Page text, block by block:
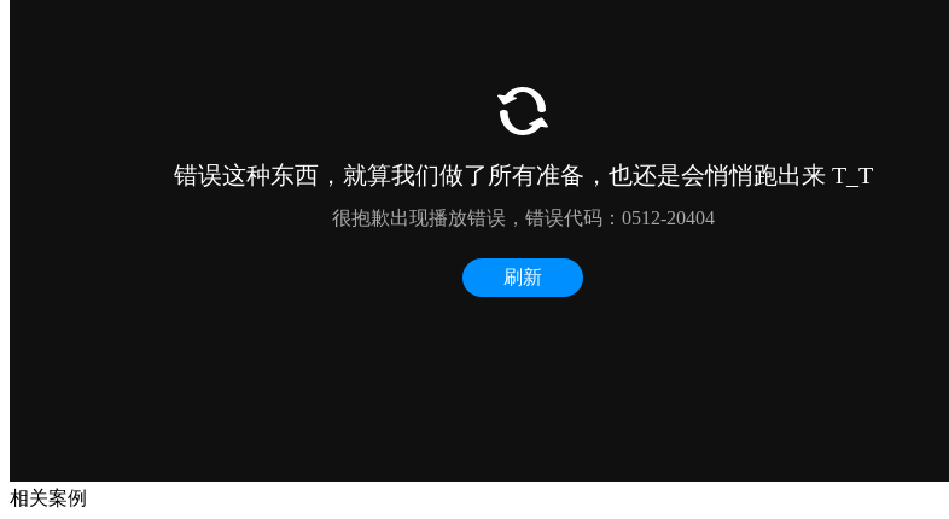
相关案例